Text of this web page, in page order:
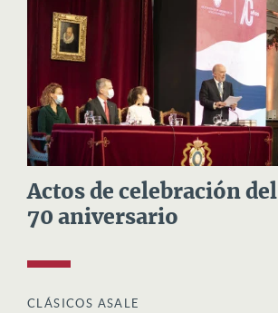
Actos de celebración del
70 aniversario
CLÁSICOS ASALE